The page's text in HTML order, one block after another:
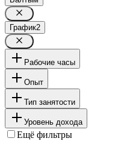
График2
Рабочие часы
Опыт
Тип занятости
Уровень дохода
Ещё фильтры